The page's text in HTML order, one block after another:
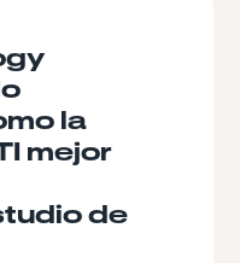
la
mejor
de